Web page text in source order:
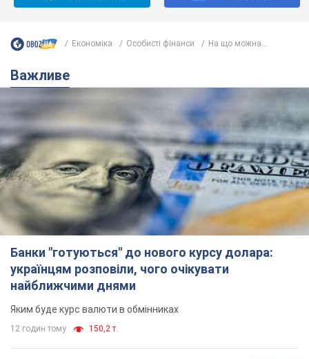
Економіка Особисті фінанси На що можна...
Важливе
Банки "готуються" до нового курсу долара:
українцям розповіли, чого очікувати
найближчими днями
Яким буде курс валюти в обмінниках
12 годин тому 150,2 т.